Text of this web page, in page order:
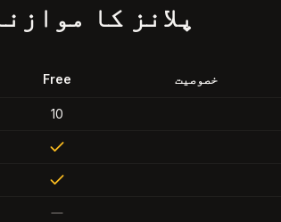
پلانز کا
خصوصیت Free
10